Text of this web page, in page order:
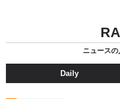
ニュース
Daily